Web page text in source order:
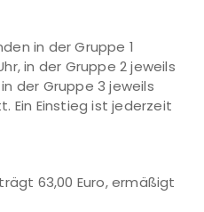
in der Gruppe 1
in der Gruppe 2 jeweils
in der Gruppe 3 jeweils
Ein Einstieg ist jederzeit
63,00 Euro, ermäßigt